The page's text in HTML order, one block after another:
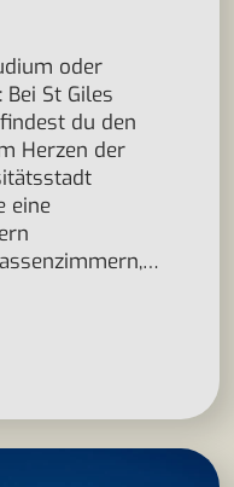
oder
St Giles
du den
Herzen der
eine